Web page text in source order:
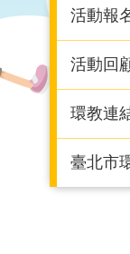
活動報
活動回
環教連
臺北市